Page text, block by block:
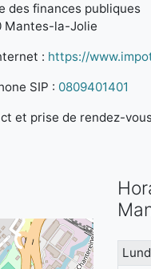
des finances publiques
Mantes-la-Jolie
: https://
SIP : 0809401401
et prise de rendez-